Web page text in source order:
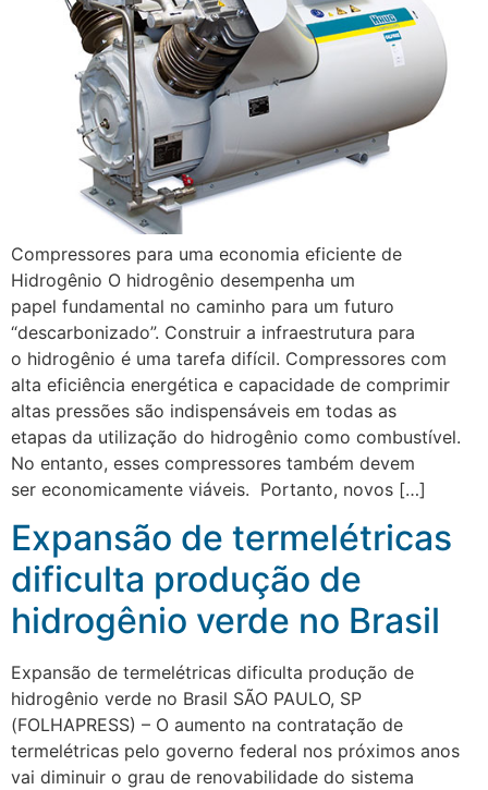
Compressores para uma economia eficiente de
Hidrogênio O hidrogênio desempenha um
papel fundamental no caminho para um futuro
“descarbonizado”. Construir a infraestrutura para
o hidrogênio é uma tarefa difícil. Compressores com
alta eficiência energética e capacidade de comprimir
altas pressões são indispensáveis ​​em todas as
etapas da utilização do hidrogênio como combustível.
No entanto, esses compressores também devem
ser economicamente viáveis. Portanto, novos […]
Expansão de termelétricas
dificulta produção de
hidrogênio verde no Brasil
Expansão de termelétricas dificulta produção de
hidrogênio verde no Brasil SÃO PAULO, SP
(FOLHAPRESS) – O aumento na contratação de
termelétricas pelo governo federal nos próximos anos
vai diminuir o grau de renovabilidade do sistema